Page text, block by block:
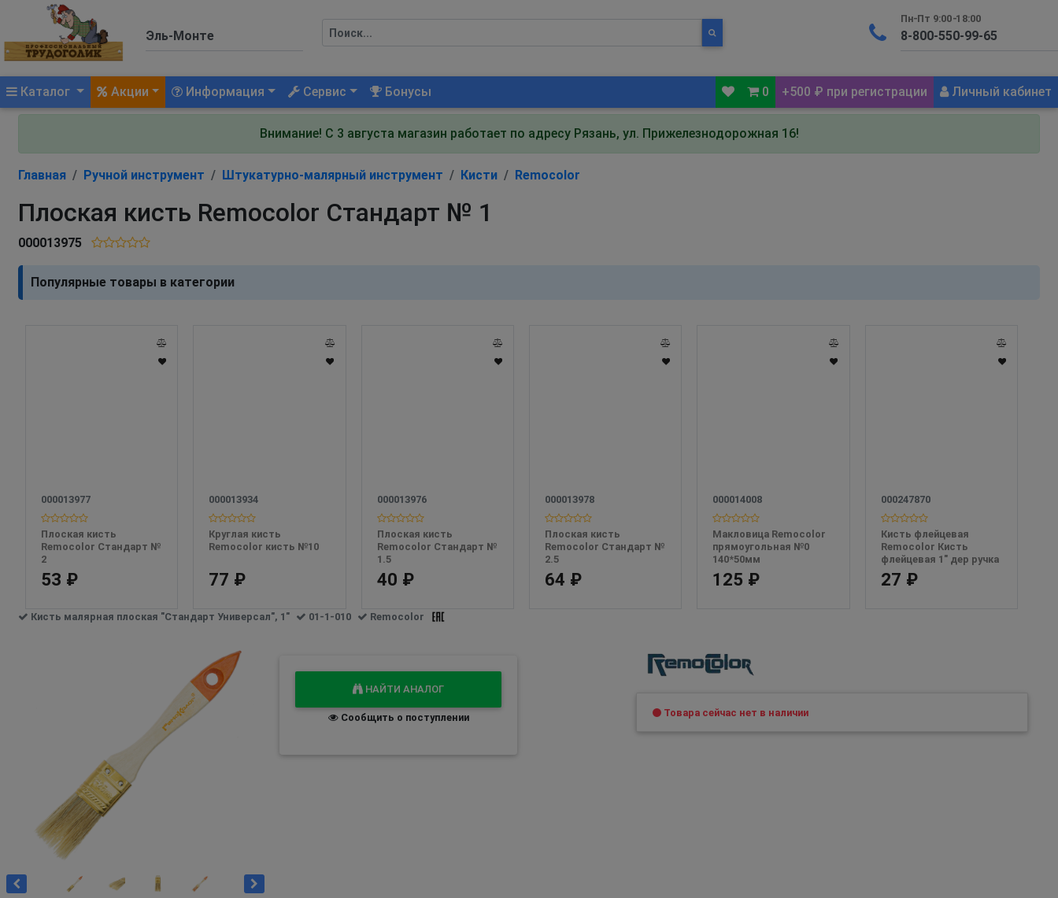
Пн-Пт 9:00-18:00
Каталог (current)Акции Информация Сервис Бонусы 0 +500 ₽ при регистрации Личный кабинет
Внимание! С 3 августа магазин работает по адресу Рязань, ул. Прижелезнодорожная 16!
Главная Ручной инструмент Штукатурно-малярный инструмент Кисти Remocolor
Плоская кисть Remocolor Стандарт № 1
000013975
Популярные товары в категории
000013977
Плоская кисть
Remocolor Стандарт №
2
53 ₽
000013934
Круглая кисть
Remocolor кисть №10
77 ₽
000013976
Плоская кисть
Remocolor Стандарт №
1.5
40 ₽
000013978
Плоская кисть
Remocolor Стандарт №
2.5
64 ₽
000014008
Макловица Remocolor
прямоугольная №0
140*50мм
125 ₽
000247870
Кисть флейцевая
Remocolor Кисть
флейцевая 1" дер ручка
Стандарт
27 ₽
Кисть малярная плоская "Стандарт Универсал", 1" 01-1-010 Remocolor
НАЙТИ АНАЛОГ
Сообщить о поступлении Товара сейчас нет в наличии